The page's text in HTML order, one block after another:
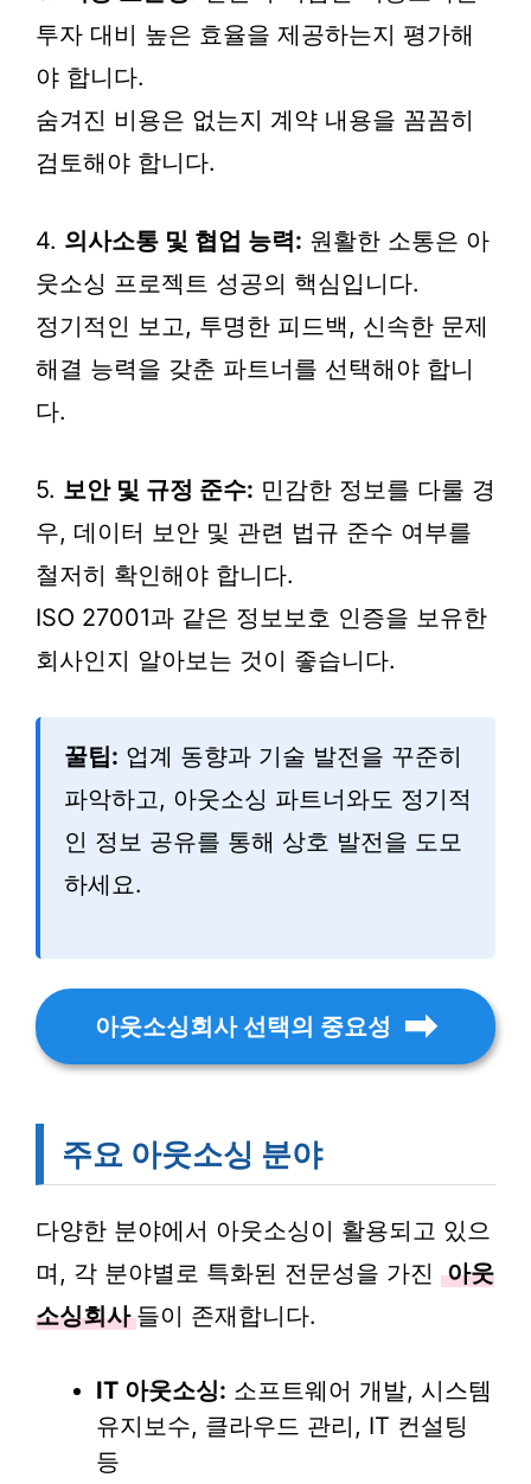
투자 대비 높은 효율을 제공하는지 평가해
야 합니다.
숨겨진 비용은 없는지 계약 내용을 꼼꼼히
검토해야 합니다.
4. 의사소통 및 협업 능력: 원활한 소통은 아
웃소싱 프로젝트 성공의 핵심입니다.
정기적인 보고, 투명한 피드백, 신속한 문제
해결 능력을 갖춘 파트너를 선택해야 합니
다.
5. 보안 및 규정 준수: 민감한 정보를 다룰 경
우, 데이터 보안 및 관련 법규 준수 여부를
철저히 확인해야 합니다.
ISO 27001과 같은 정보보호 인증을 보유한
회사인지 알아보는 것이 좋습니다.
꿀팁: 업계 동향과 기술 발전을 꾸준히
파악하고, 아웃소싱 파트너와도 정기적
인 정보 공유를 통해 상호 발전을 도모
하세요.
아웃소싱회사 선택의 중요성
주요 아웃소싱 분야
다양한 분야에서 아웃소싱이 활용되고 있으
며, 각 분야별로 특화된 전문성을 가진 아웃
소싱회사 들이 존재합니다.
IT 아웃소싱: 소프트웨어 개발, 시스템
유지보수, 클라우드 관리, IT 컨설팅
등